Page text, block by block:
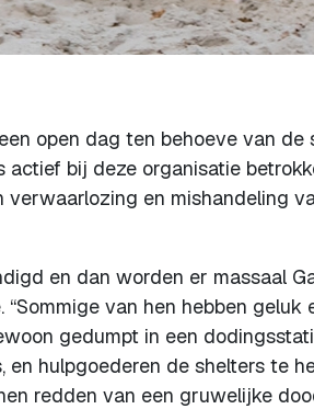
open dag ten behoeve van
bij deze organisatie
en mishandeling
en dan worden er massaal
van hen hebben
gedumpt in een
en hulpgoederen de shelters te
redden van een gruwelijke